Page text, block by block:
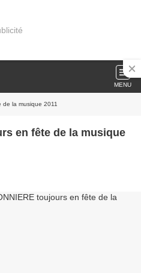
MENU
de la musique 2011
en fête de la musique